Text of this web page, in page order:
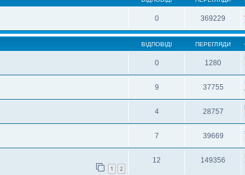
0 369229
ВІДПОВІДІ ПЕРЕГЛЯДИ
0 1280
9 37755
4 28757
7 39669
1 2
12 149356